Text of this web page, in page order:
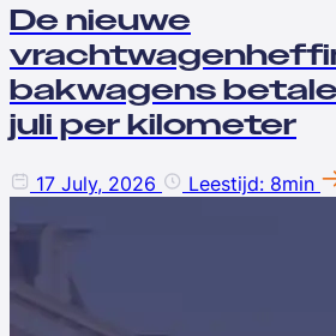
De nieuwe
bakwagens
juli per kilometer
17 July, 2026 Leestijd: 8min